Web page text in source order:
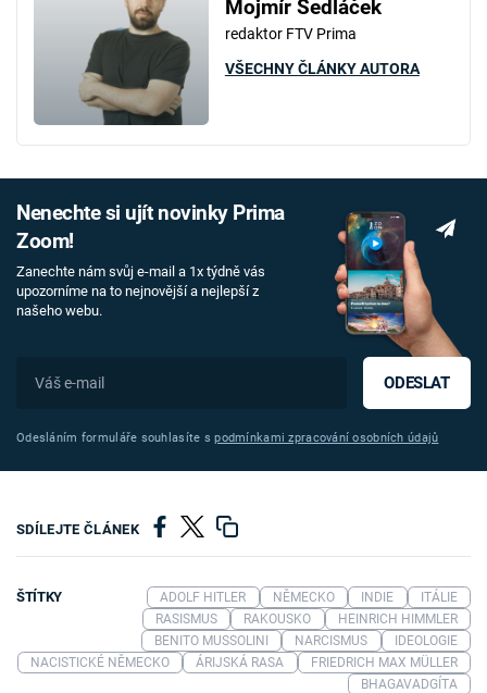
Mojmír Sedláček
redaktor FTV Prima
VŠECHNY ČLÁNKY AUTORA
Nenechte si ujít novinky Prima
Zoom!
Zanechte nám svůj e-mail a 1x týdně vás
upozorníme na to nejnovější a nejlepší z
našeho webu.
ODESLAT
Odesláním formuláře souhlasíte spodmínkami zpracování osobních údajů
SDÍLEJTE ČLÁNEK
ŠTÍTKY ADOLF HITLER NĚMECKO INDIE
ITÁLIE
RASISMUS
RAKOUSKO
HEINRICH HIMMLER
BENITO MUSSOLINI
NARCISMUS
IDEOLOGIE
NACISTICKÉ NĚMECKO
ÁRIJSKÁ RASA
FRIEDRICH MAX MÜLLER
BHAGAVADGÍTA